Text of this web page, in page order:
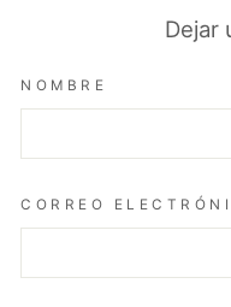
Dejar
NOMBRE
CORREO